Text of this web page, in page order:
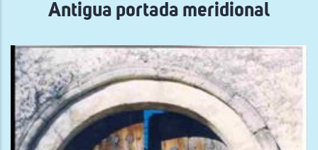
Antigua portada meridional